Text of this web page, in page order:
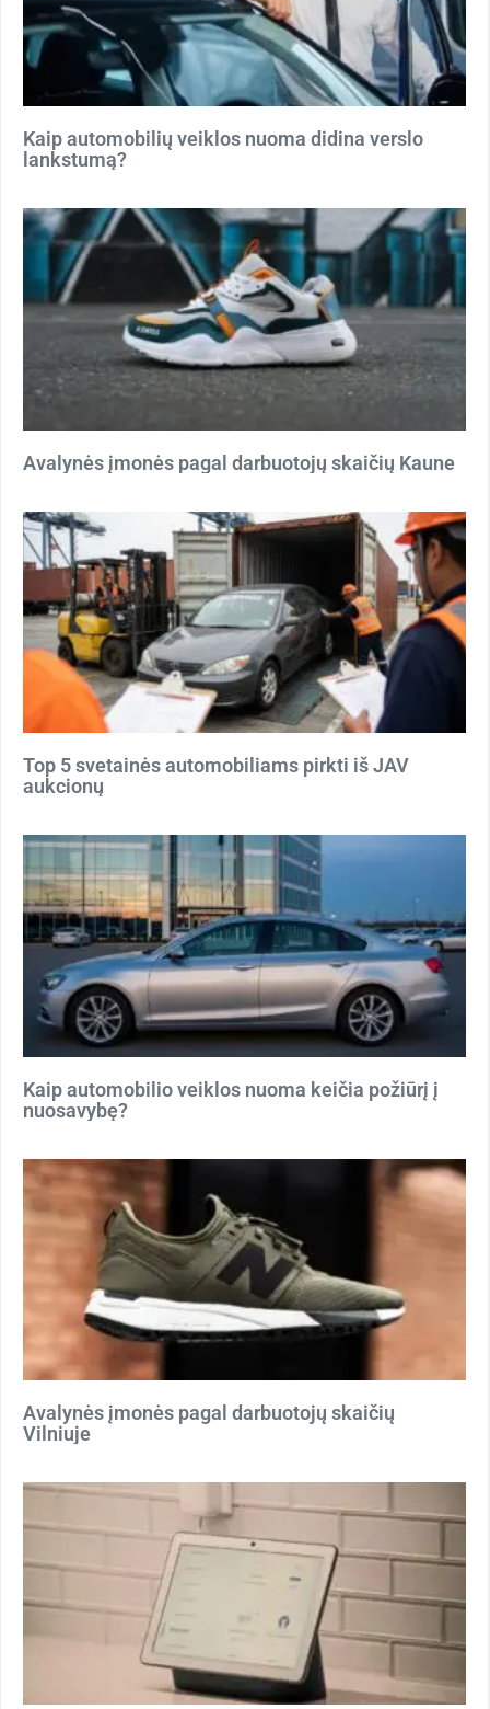
Kaip automobilių veiklos nuoma didina verslo
lankstumą?
Avalynės įmonės pagal darbuotojų skaičių Kaune
Top 5 svetainės automobiliams pirkti iš JAV
aukcionų
Kaip automobilio veiklos nuoma keičia požiūrį į
nuosavybę?
Avalynės įmonės pagal darbuotojų skaičių
Vilniuje